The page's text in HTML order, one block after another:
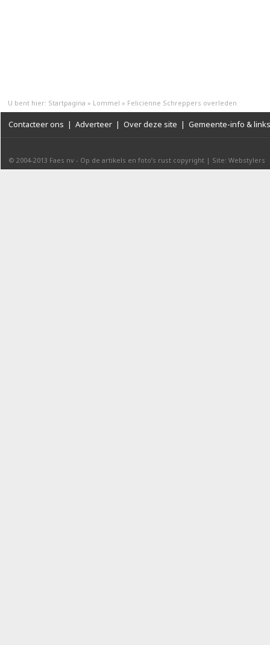
U bent hier: Startpagina » Lommel » Felicienne Schreppers overleden
Contacteer ons | Adverteer | Over deze site | Gemeente-info & links
© 2004-2013 Faes nv - Op de artikels en foto’s rust copyright | Site: Webstylers